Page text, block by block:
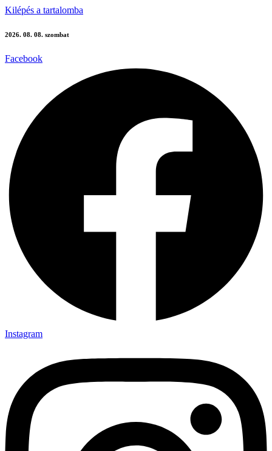
Kilépés a tartalomba
2026. 08. 08. szombat
Facebook
Instagram